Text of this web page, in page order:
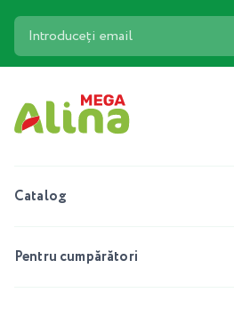
Catalog
Pentru cumpărători